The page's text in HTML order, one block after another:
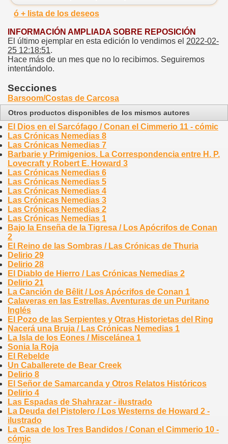
ó + lista de los deseos
INFORMACIÓN AMPLIADA SOBRE REPOSICIÓN
El último ejemplar en esta edición lo vendimos el 2022-02-
25 12:18:51.
Hace más de un mes que no lo recibimos. Seguiremos
intentándolo.
Secciones
Barsoom/Costas de Carcosa
Otros productos disponibles de los mismos autores
El Dios en el Sarcófago / Conan el Cimmerio 11 - cómic
Las Crónicas Nemedias 8
Las Crónicas Nemedias 7
Barbarie y Primigenios. La Correspondencia entre H. P.
Lovecraft y Robert E. Howard 3
Las Crónicas Nemedias 6
Las Crónicas Nemedias 5
Las Crónicas Nemedias 4
Las Crónicas Nemedias 3
Las Crónicas Nemedias 2
Las Crónicas Nemedias 1
Bajo la Enseña de la Tigresa / Los Apócrifos de Conan
2
El Reino de las Sombras / Las Crónicas de Thuria
Delirio 29
Delirio 28
El Diablo de Hierro / Las Crónicas Nemedias 2
Delirio 21
La Canción de Bêlit / Los Apócrifos de Conan 1
Calaveras en las Estrellas. Aventuras de un Puritano
Inglés
El Pozo de las Serpientes y Otras Historietas del Ring
Nacerá una Bruja / Las Crónicas Nemedias 1
La Isla de los Eones / Miscelánea 1
Sonia la Roja
El Rebelde
Un Caballerete de Bear Creek
Delirio 8
El Señor de Samarcanda y Otros Relatos Históricos
Delirio 4
Las Espadas de Shahrazar - ilustrado
La Deuda del Pistolero / Los Westerns de Howard 2 -
ilustrado
La Casa de los Tres Bandidos / Conan el Cimmerio 10 -
cómic